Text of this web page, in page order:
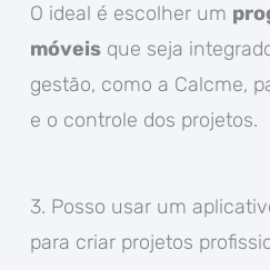
O ideal é escolher um
móveisque seja
gestão, como a Calcme,
e o controle dos projetos.
3. Posso usar um
para criar projetos